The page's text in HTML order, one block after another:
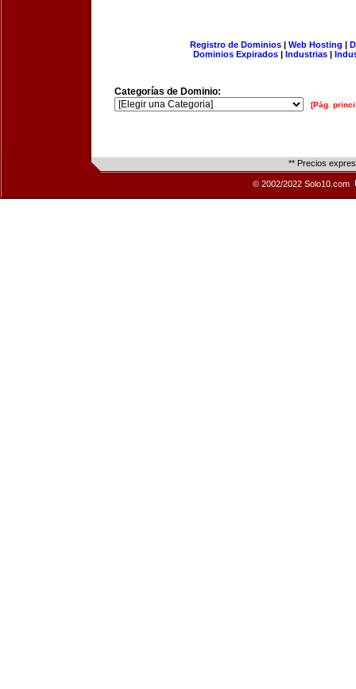
Registro de Dominios| Web Hosting |
Dominios Expirados | Industrias |
Categorías de Dominio:
[Pág.
** Precios
© 2002/2022 Solo10.com